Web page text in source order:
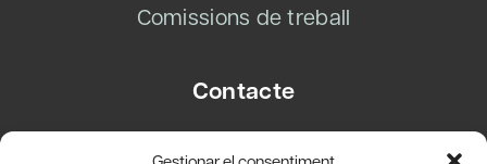
Comissions de treball
Contacte